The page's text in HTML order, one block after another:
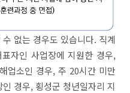
없는 경우도 있습니다. 직계
자인 사업장에 지원한 경우,
업소인 경우, 주 20시간 미만
경우, 횡성군 청년일자리 지